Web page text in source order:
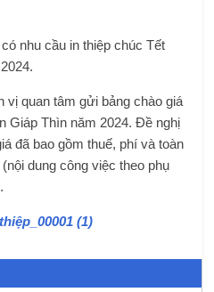
nhu cầu in thiệp chúc Tết
quan tâm gửi bảng chào giá
Giáp Thìn năm 2024. Đề nghị
đã bao gồm thuế, phí và toàn
dung công việc theo phụ
(1)